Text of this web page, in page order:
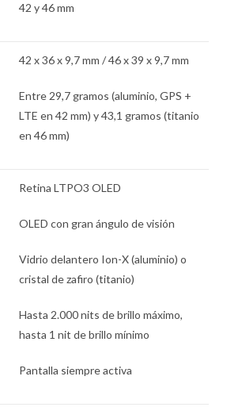
42 y 46 mm
42 x 36 x 9,7 mm / 46 x 39 x 9,7 mm
Entre 29,7 gramos (aluminio, GPS +
LTE en 42 mm) y 43,1 gramos (titanio
en 46 mm)
Retina LTPO3 OLED
OLED con gran ángulo de visión
Vidrio delantero Ion-X (aluminio) o
cristal de zafiro (titanio)
Hasta 2.000 nits de brillo máximo,
hasta 1 nit de brillo mínimo
Pantalla siempre activa